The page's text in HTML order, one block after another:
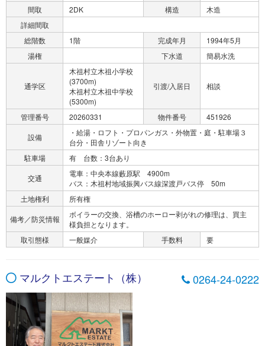
間取
2DK 構造
木造
詳細間取
総階数
1階 完成年月
1994年5月
湯権
下水道 簡易水洗
通学区
木祖村立木祖小学校
(3700m)
木祖村立木祖中学校
(5300m)
引渡/入居日 相談
管理番号 20260331 物件番号
451926
設備
・給湯・ロフト・プロパンガス・外物置・庭・駐車場３
台分・田舎リゾート向き
駐車場
有 台数：3台あり
交通
電車：中央本線藪原駅 4900m
バス：木祖村地域振興バス線深渡戸バス停 50m
土地権利
所有権
備考／防災情報
ボイラーの交換、浴槽のホーロー剥がれの修理は、買主
様負担となります。
取引態様
一般媒介 手数料 要
マルクトエステート（株） 0264-24-0222